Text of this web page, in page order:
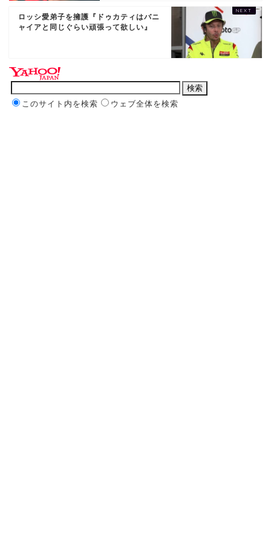
ロッシ愛弟子を擁護『ドゥカティはバニ
ャイアと同じぐらい頑張って欲しい』
このサイト内を検索 ウェブ全体を検索